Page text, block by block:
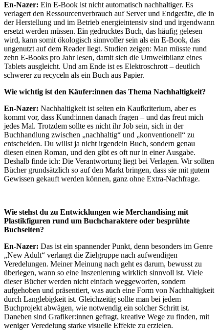
En-Nazer: Ein E-Book ist nicht automatisch nachhaltiger. Es
verlagert den Ressourcenverbrauch auf Server und Endgeräte, die in
der Herstellung und im Betrieb energieintensiv sind und irgendwann
ersetzt werden müssen. Ein gedrucktes Buch, das häufig gelesen
wird, kann somit ökologisch sinnvoller sein als ein E-Book, das
ungenutzt auf dem Reader liegt. Studien zeigen: Man müsste rund
zehn E-Books pro Jahr lesen, damit sich die Umweltbilanz eines
Tablets ausgleicht. Und am Ende ist es Elektroschrott – deutlich
schwerer zu recyceln als ein Buch aus Papier.
Wie wichtig ist den Käufer:innen das Thema Nachhaltigkeit?
En-Nazer: Nachhaltigkeit ist selten ein Kaufkriterium, aber es
kommt vor, dass Kund:innen danach fragen – und das freut mich
jedes Mal. Trotzdem sollte es nicht ihr Job sein, sich in der
Buchhandlung zwischen „nachhaltig“ und „konventionell“ zu
entscheiden. Du willst ja nicht irgendein Buch, sondern genau
diesen einen Roman, und den gibt es oft nur in einer Ausgabe.
Deshalb finde ich: Die Verantwortung liegt bei Verlagen. Wir sollten
Bücher grundsätzlich so auf den Markt bringen, dass sie mit gutem
Gewissen gekauft werden können, ganz ohne Extra-Nachfrage.
Wie stehst du zu Entwicklungen wie Merchandising mit
Plastikfiguren rund um Buchcharaktere oder besprühte
Buchseiten?
En-Nazer: Das ist ein spannender Punkt, denn besonders im Genre
„New Adult“ verlangt die Zielgruppe nach aufwendigen
Veredelungen. Meiner Meinung nach geht es darum, bewusst zu
überlegen, wann so eine Inszenierung wirklich sinnvoll ist. Viele
dieser Bücher werden nicht einfach weggeworfen, sondern
aufgehoben und präsentiert, was auch eine Form von Nachhaltigkeit
durch Langlebigkeit ist. Gleichzeitig sollte man bei jedem
Buchprojekt abwägen, wie notwendig ein solcher Schritt ist.
Daneben sind Grafiker:innen gefragt, kreative Wege zu finden, mit
weniger Veredelung starke visuelle Effekte zu erzielen.